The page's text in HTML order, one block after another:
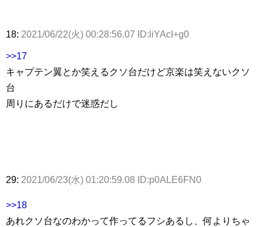
18: 2021/06/22(火) 00:28:56.07 ID:liYAcI+g0
>>17
キャプテン翼とか笑えるクソ台だけど京楽は笑えないクソ
台
周りにあるだけで迷惑だし
29: 2021/06/23(水) 01:20:59.08 ID:p0ALE6FN0
>>18
あれクソ台なのわかって作ってるフシあるし、何よりちゃ